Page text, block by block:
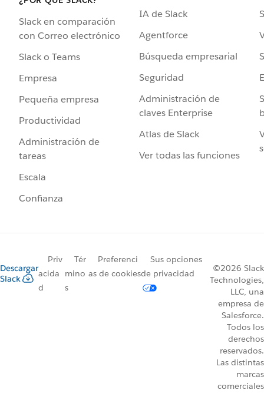
Slack en comparación
con Correo electrónico
Slack o Teams
Empresa
Pequeña empresa
Productividad
Administración de
tareas
Escala
Confianza
IA de Slack
Agentforce
Búsqueda empresarial
Seguridad
Administración de
claves Enterprise
Atlas de Slack
Ver todas las funciones
Descargar
Slack
Priv
acida
d
Tér
mino
s
Preferenci
as de cookies
Sus opciones
de privacidad
©2026 Slack
Technologies,
LLC, una
empresa de
Salesforce.
Todos los
derechos
reservados.
Las distintas
marcas
comerciales